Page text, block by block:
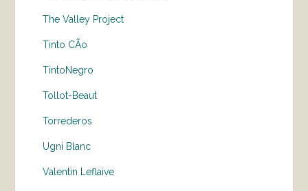
The Valley Project
Tinto CÃo
TintoNegro
Tollot-Beaut
Torrederos
Ugni Blanc
Valentin Leflaive